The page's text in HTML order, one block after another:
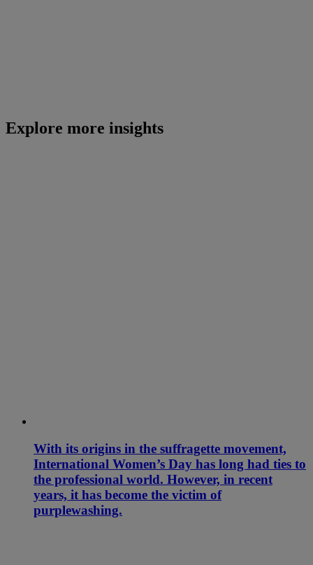
Explore more insights
With its origins in the suffragette movement,
International Women’s Day has long had ties to
the professional world. However, in recent
years, it has become the victim of
purplewashing.